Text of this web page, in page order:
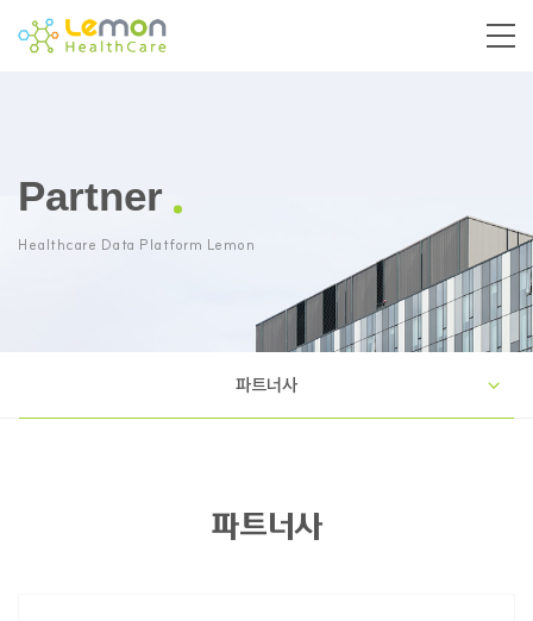
Partner
Healthcare Data Platform Lemon
파트너사
파트너사